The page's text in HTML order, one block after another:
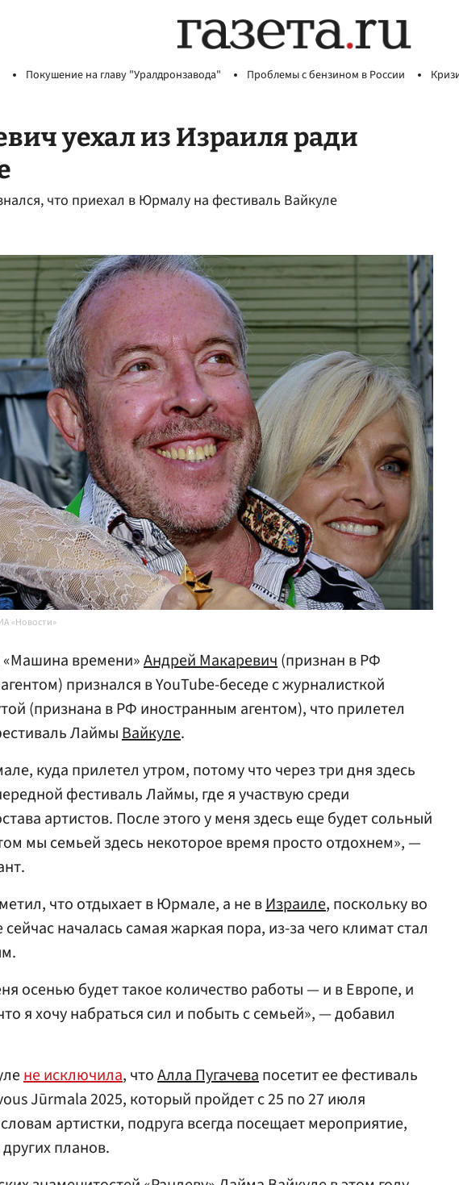
Покушение на главу "Уралдронзавода" Проблемы с бензином в России
уехал из Израиля ради
что приехал в Юрмалу на фестиваль Вайкуле
«Новости»
времени»Андрей Макаревич(признан в РФ
признался в YouTube-беседе с журналисткой
(признана в РФ иностранным агентом), что прилетел
ЛаймыВайкуле.
куда прилетел утром, потому что через три дня здесь
фестиваль Лаймы, где я участвую среди
артистов. После этого у меня здесь еще будет сольный
мы семьей здесь некоторое время просто отдохнем», —
что отдыхает в Юрмале, а не вИзраиле, поскольку во
сейчас началась самая жаркая пора, из-за чего климат стал
осенью будет такое количество работы — и в Европе, и
я хочу набраться сил и побыть с семьей», — добавил
не исключила, чтоАлла Пугачевапосетит ее фестиваль
Jūrmala 2025, который пройдет с 25 по 27 июля
артистки, подруга всегда посещает мероприятие,
планов.